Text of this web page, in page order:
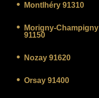
Montlhéry 91310
Morigny-Champigny
91150
Nozay 91620
Orsay 91400